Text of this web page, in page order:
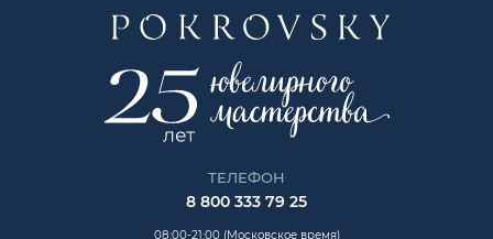
ТЕЛЕФОН
8 800 333 79 25
08:00-21:00 (Московское время)